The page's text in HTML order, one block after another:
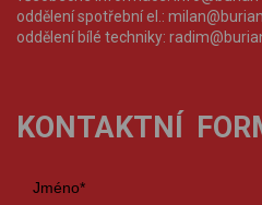
oddělení spotřební el.:
oddělení bílé techniky:
KONTAKTNÍ